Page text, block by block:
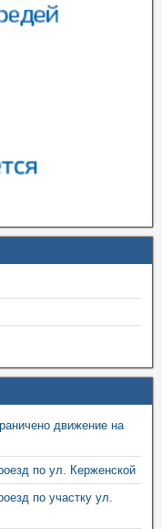
движение на
по ул. Керженской
по участку ул.